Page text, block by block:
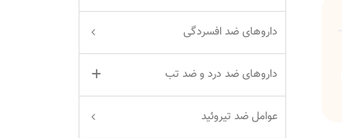
داروهای ضد افسردگی
داروهای ضد درد و ضد تب
عوامل ضد تیروئید